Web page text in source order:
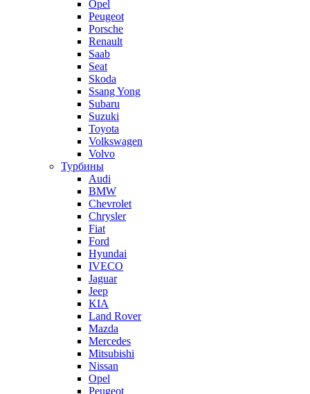
Opel
Peugeot
Porsche
Renault
Saab
Seat
Skoda
Ssang Yong
Subaru
Suzuki
Toyota
Volkswagen
Volvo
Турбины
Audi
BMW
Chevrolet
Chrysler
Fiat
Ford
Hyundai
IVECO
Jaguar
Jeep
KIA
Land Rover
Mazda
Mercedes
Mitsubishi
Nissan
Opel
Peugeot